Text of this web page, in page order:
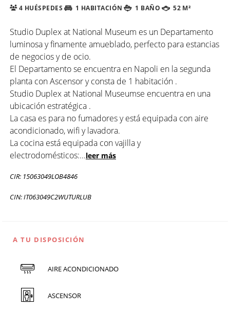
4 HUÉSPEDES 1 HABITACIÓN 1 BAÑO 52 M²
Studio Duplex at National Museum es un Departamento
luminosa y finamente amueblado, perfecto para estancias
de negocios y de ocio.
El Departamento se encuentra en Napoli en la segunda
planta con Ascensor y consta de 1 habitación .
Studio Duplex at National Museumse encuentra en una
ubicación estratégica .
La casa es para no fumadores y está equipada con aire
acondicionado, wifi y lavadora.
La cocina está equipada con vajilla y
electrodomésticos:...leer más
CIR: 15063049LOB4846
CIN: IT063049C2WUTURLUB
A TU DISPOSICIÓN
AIRE ACONDICIONADO
ASCENSOR